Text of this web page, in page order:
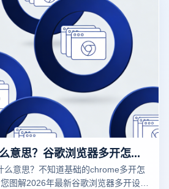
chrome多开是什么意思？谷歌浏览器多开怎么设置与防关联全攻略
意思？不知道基础的chrome多开怎
图解2026年最新谷歌浏览器多开设置